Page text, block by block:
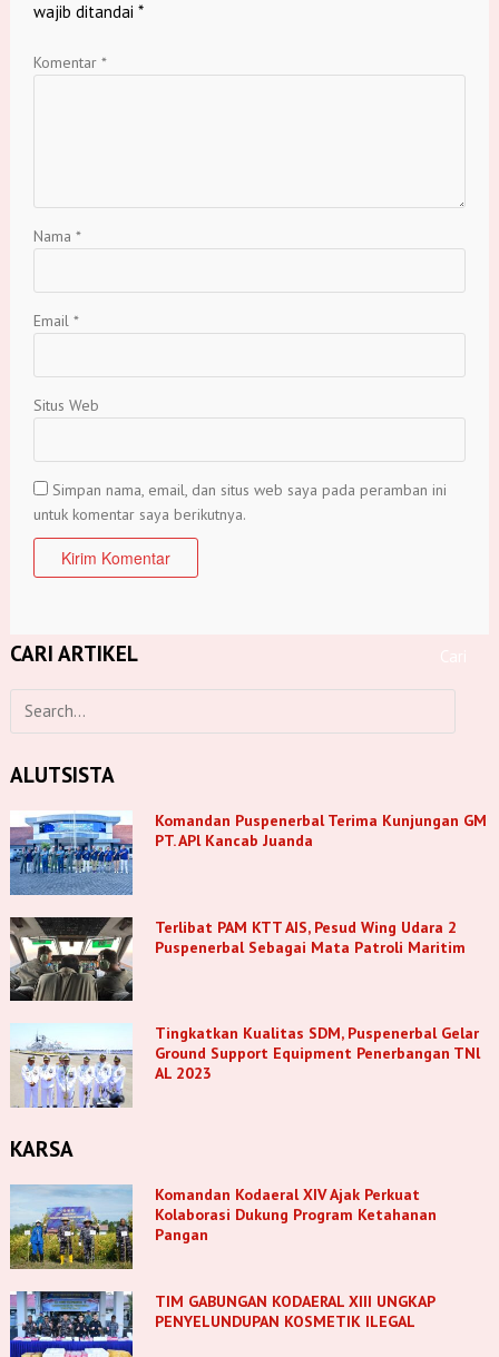
wajib ditandai *
Komentar *
Nama *
Email *
Situs Web
Simpan nama, email, dan situs web saya pada peramban ini
untuk komentar saya berikutnya.
CARI ARTIKEL
ALUTSISTA
Komandan Puspenerbal Terima Kunjungan GM
PT. APl Kancab Juanda
Terlibat PAM KTT AIS, Pesud Wing Udara 2
Puspenerbal Sebagai Mata Patroli Maritim
Tingkatkan Kualitas SDM, Puspenerbal Gelar
Ground Support Equipment Penerbangan TNl
AL 2023
KARSA
Komandan Kodaeral XIV Ajak Perkuat
Kolaborasi Dukung Program Ketahanan
Pangan
TIM GABUNGAN KODAERAL XIII UNGKAP
PENYELUNDUPAN KOSMETIK ILEGAL